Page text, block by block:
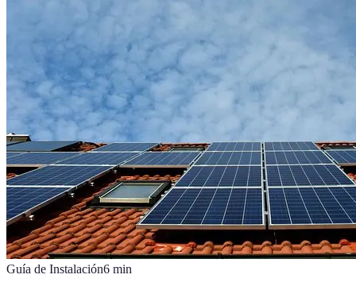
Guía de Instalación6 min